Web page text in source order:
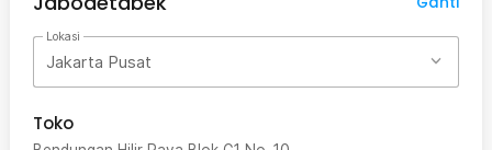
Lokasi
Jakarta Pusat
Toko